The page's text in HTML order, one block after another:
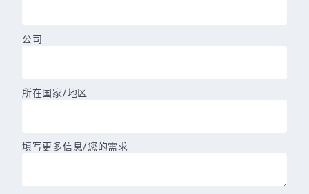
公司
所在国家/地区
填写更多信息/您的需求